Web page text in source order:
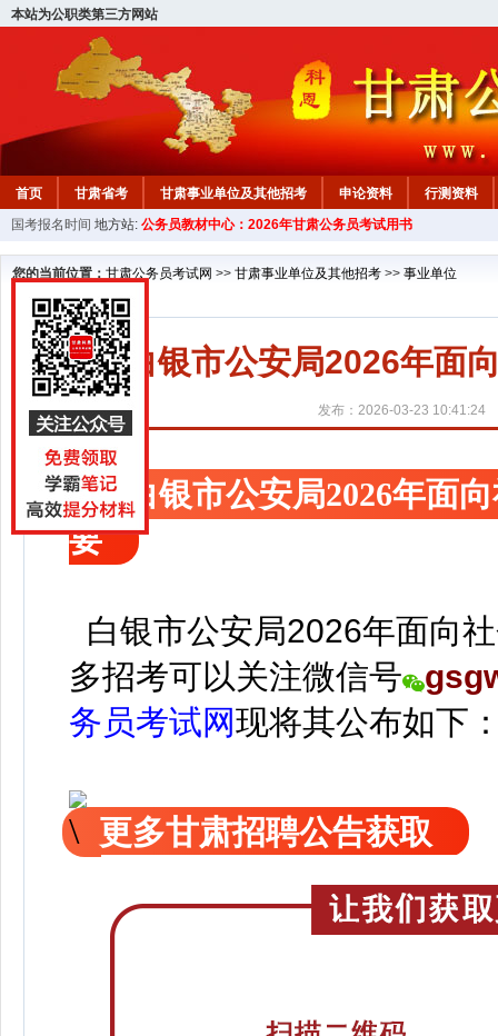
本站为公职类第三方网站
首页 甘肃省考 甘肃事业单位及其他招考 申论资料
行测资料
国考报名时间 地方站: 公务员教材中心：2026年甘肃公务员考试用书
您的当前位置： 甘肃公务员考试网 >> 甘肃事业单位及其他招考 >> 事业单位
白银市公安局2026年面
发布：2026-03-23 10:41:24
白银市公安局2026年面
要
白银市公安局2026年面向
多招考可以关注微信号
务员考试网现将其公布如下
更多甘肃招聘公告获取